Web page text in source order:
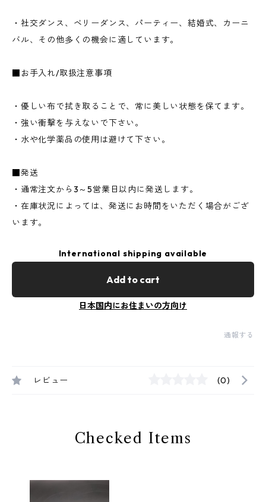
・社交ダンス、ベリーダンス、パーティー、結婚式、カーニ
バル、その他多くの機会に適しています。
■お手入れ/取扱注意事項
・優しい布で拭き取ることで、常に美しい状態を保てます。
・強い衝撃を与えないで下さい。
・水や化学薬品の使用は避けて下さい。
■発送
・通常注文から3～5営業日以内に発送します。
・在庫状況によっては、発送にお時間をいただく場合がござ
います。
International shipping available
Add to cart
日本国内にお住まいの方向け
通報する
レビュー (0)
Checked Items